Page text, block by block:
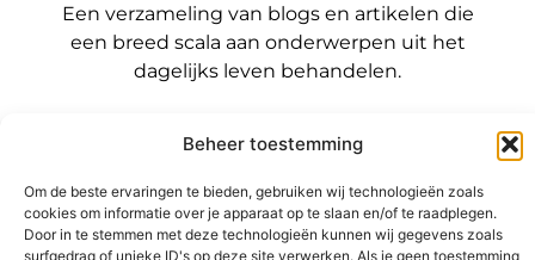
Beheer toestemming
Om de beste ervaringen te bieden, gebruiken wij technologieën zoals
cookies om informatie over je apparaat op te slaan en/of te raadplegen.
Door in te stemmen met deze technologieën kunnen wij gegevens zoals
surfgedrag of unieke ID's op deze site verwerken. Als je geen toestemming
Een verzameling van blogs en artikelen die
een breed scala aan onderwerpen uit het
dagelijks leven behandelen.
Bericht categorie